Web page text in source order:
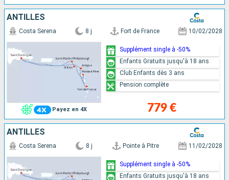
ANTILLES
Payez en 4X
Costa Serena 8 j Fort de France 10/02/2028
779 €
Supplément single à -50%
Enfants Gratuits jusqu'à 18 ans
Club Enfants dès 3 ans
Pension complète
ANTILLES
Costa Serena 8 j Pointe à Pitre 11/02/2028
Supplément single à -50%
Enfants Gratuits jusqu'à 18 ans